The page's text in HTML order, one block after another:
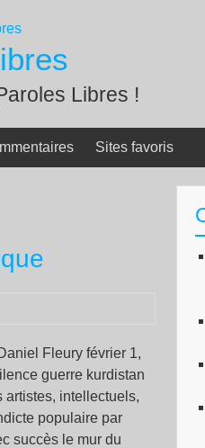
Libres !
Sites favoris
Fleury février 1,
guerre kurdistan
artistes, intellectuels,
populaire par
succès le mur du